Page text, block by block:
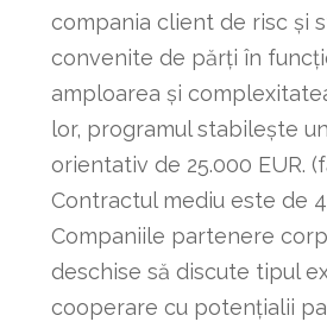
compania client de risc și
convenite de părți în
amploarea și
lor, programul stabilește
orientativ de 25.000 EUR.
Contractul mediu este de
Companiile partenere
deschise să discute tipul
cooperare cu potențialii